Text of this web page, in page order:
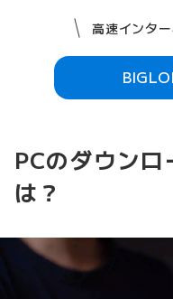
高速インタ
PCのダウンロ
は？